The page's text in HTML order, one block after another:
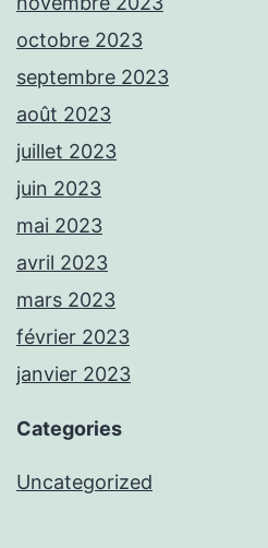
octobre 2023
septembre 2023
août 2023
juillet 2023
juin 2023
mai 2023
avril 2023
mars 2023
février 2023
janvier 2023
Categories
Uncategorized